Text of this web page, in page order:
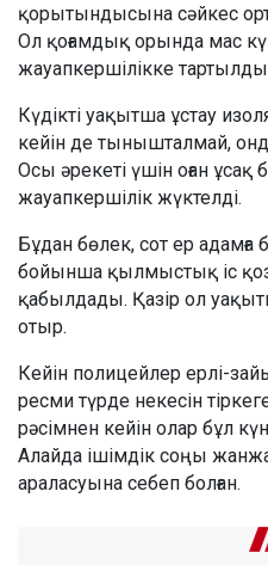
қорытындысына сәйкес
Ол қоғамдық орында мас
жауапкершілікке
Күдікті уақытша ұстау
кейін де тынышталмай,
Осы әрекеті үшін оған
жауапкершілік жүктелді.
Бұдан бөлек, сот ер адамға
бойынша қылмыстық іс
қабылдады. Қазір ол
отыр.
Кейін полицейлер ерлі-
ресми түрде некесін
рәсімнен кейін олар бұл
Алайда ішімдік соңы
араласуына себеп болған.